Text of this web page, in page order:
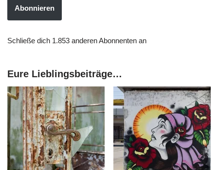
Abonnieren
Schließe dich 1.853 anderen Abonnenten an
Eure Lieblingsbeiträge…